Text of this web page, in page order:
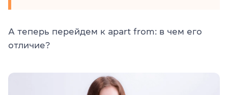
А теперь перейдем к apart from: в чем его
отличие?